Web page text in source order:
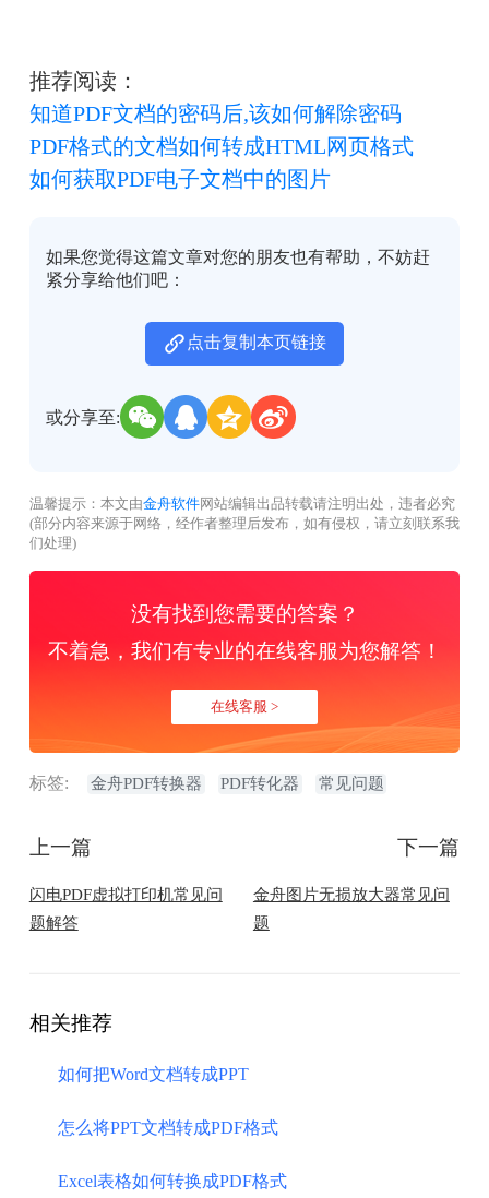
推荐阅读：
知道PDF文档的密码后,该如何解除密码
PDF格式的文档如何转成HTML网页格式
如何获取PDF电子文档中的图片
如果您觉得这篇文章对您的朋友也有帮助，不妨赶
紧分享给他们吧：
点击复制本页链接
或分享至:
温馨提示：本文由金舟软件网站编辑出品转载请注明出处，违者必究
(部分内容来源于网络，经作者整理后发布，如有侵权，请立刻联系我
们处理)
没有找到您需要的答案？
不着急，我们有专业的在线客服为您解答！
在线客服 >
标签: 金舟PDF转换器 PDF转化器 常见问题
上一篇
闪电PDF虚拟打印机常见问
题解答
下一篇
金舟图片无损放大器常见问
题
相关推荐
如何把Word文档转成PPT
怎么将PPT文档转成PDF格式
Excel表格如何转换成PDF格式